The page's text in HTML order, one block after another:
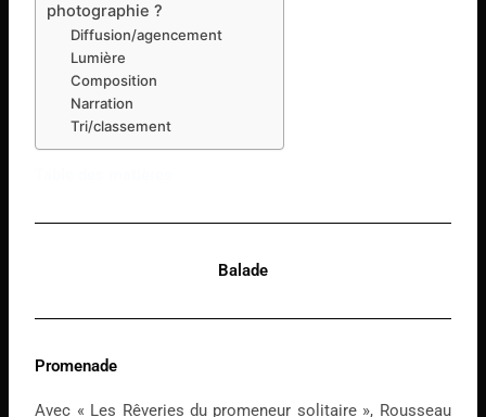
photographie ?
Diffusion/agencement
Lumière
Composition
Narration
Tri/classement
Balade
Promenade
Avec « Les Rêveries du promeneur solitaire », Rousseau